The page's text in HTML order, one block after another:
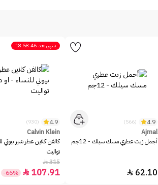
4.9
(566)
Ajmal
أجمل زيت عطري مسك سيلك - 12جم
62.10

ينتهي بعد 18:58:46
4.9
(930)
Calvin Klein
كالفن كلاين عطر شير بيوتي
تواليت
315

107.91

-66%